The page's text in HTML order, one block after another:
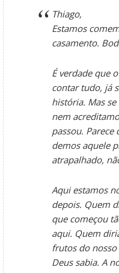
Thiago,
Estamos
casamento.
É verdade que
contar tudo, já
história. Mas
nem
passou.
demos aquele
atrapalhado,
Aqui estamos
depois. Quem
que começou
aqui. Quem
frutos do
Deus sabia. A